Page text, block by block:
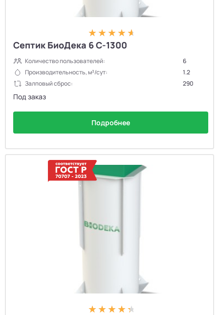
Септик БиоДека 6 С-1300
Количество пользователей:
6
Производительность, м³/сут:
1.2
Залповый сброс:
290
Под заказ
Подробнее